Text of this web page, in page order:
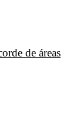
de áreas